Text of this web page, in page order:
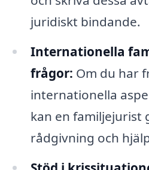
juridiskt bindande.
Internationella
frågor: Om du har
internationella
kan en familjejurist
rådgivning och